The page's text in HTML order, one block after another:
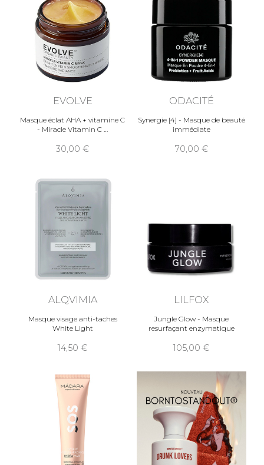
EVOLVE
Masque éclat AHA + vitamine C
- Miracle Vitamin C
30,00
ODACITÉ
Synergie [4] - Masque de beauté
immédiate
70,00
ALQVIMIA
Masque visage anti-taches
White Light
14,50
LILFOX
Jungle Glow - Masque
resurfaçant enzymatique
105,00